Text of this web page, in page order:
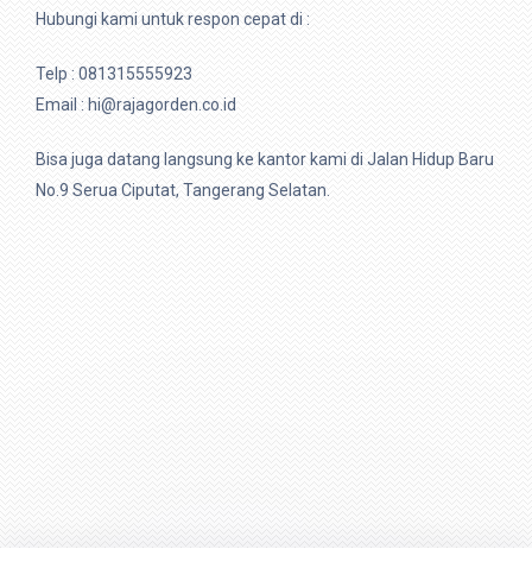
Hubungi kami untuk respon cepat di :
Telp :081315555923
Email : hi@rajagorden.co.id
Bisa juga datang langsung ke kantor kami di Jalan Hidup Baru
No.9 Serua Ciputat, Tangerang Selatan.